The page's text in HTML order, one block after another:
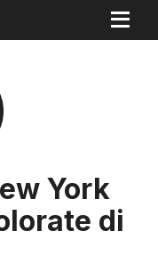
York
di